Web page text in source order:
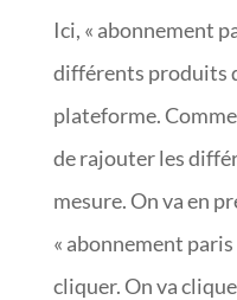
Ici, « abonnement
différents produits
plateforme.
de rajouter les
mesure. On va en
« abonnement
cliquer. On va